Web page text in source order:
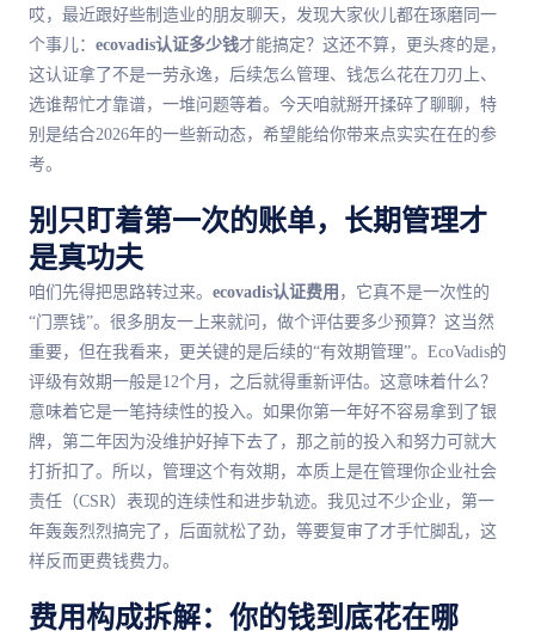
哎，最近跟好些制造业的朋友聊天，发现大家伙儿都在琢磨同一
个事儿： ecovadis认证多少钱才能搞定？这还不算，更头疼的是，
这认证拿了不是一劳永逸，后续怎么管理、钱怎么花在刀刃上、
选谁帮忙才靠谱，一堆问题等着。今天咱就掰开揉碎了聊聊，特
别是结合2026年的一些新动态，希望能给你带来点实实在在的参
考。
别只盯着第一次的账单，长期管理才
是真功夫
咱们先得把思路转过来。 ecovadis认证费用 ，它真不是一次性的
“门票钱”。很多朋友一上来就问，做个评估要多少预算？这当然
重要，但在我看来，更关键的是后续的“有效期管理”。EcoVadis的
评级有效期一般是12个月，之后就得重新评估。这意味着什么？
意味着它是一笔持续性的投入。如果你第一年好不容易拿到了银
牌，第二年因为没维护好掉下去了，那之前的投入和努力可就大
打折扣了。所以，管理这个有效期，本质上是在管理你企业社会
责任（CSR）表现的连续性和进步轨迹。我见过不少企业，第一
年轰轰烈烈搞完了，后面就松了劲，等要复审了才手忙脚乱，这
样反而更费钱费力。
费用构成拆解：你的钱到底花在哪